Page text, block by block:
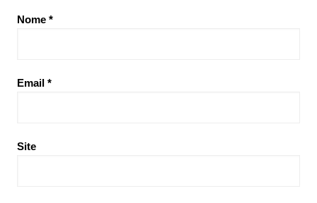
Nome *
Email *
Site